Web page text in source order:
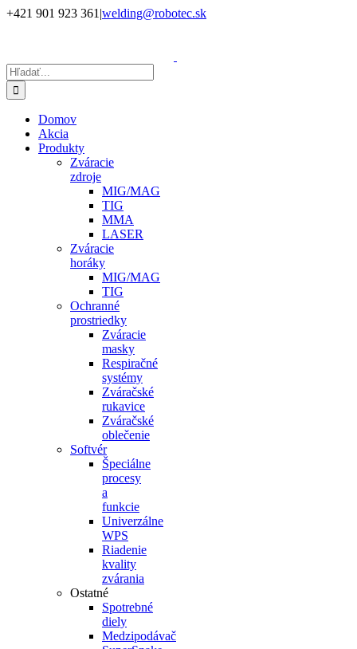
Skip
+421 901 923 361 |welding@robotec.sk
Hľadať:
Domov
Akcia
Produkty
Zváracie
zdroje
MIG/MAG
TIG
MMA
LASER
Zváracie
horáky
MIG/MAG
TIG
Ochranné
prostriedky
Zváracie
masky
Respiračné
systémy
Zváračské
rukavice
Zváračské
oblečenie
Softvér
Špeciálne
procesy
a
funkcie
Univerzálne
WPS
Riadenie
kvality
zvárania
Ostatné
Spotrebné
diely
Medzipodávač